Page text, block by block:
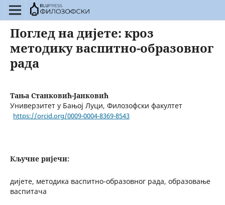
Поглед на дијете: кроз
методику васпитно-образовног
рада
Тања Станковић-Јанковић
Универзитет у Бањој Луци, Филозофски факултет
https://orcid.org/0009-0004-8369-8543
Кључне ријечи:
дијете, методика васпитно-образовног рада, образовање
васпитача